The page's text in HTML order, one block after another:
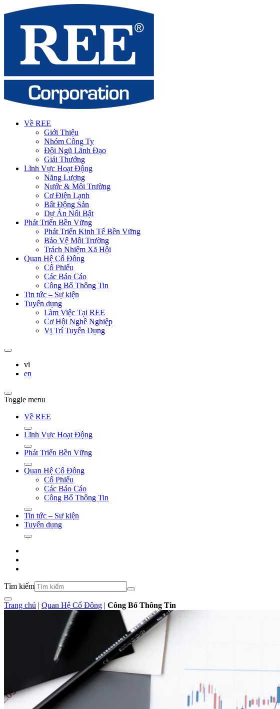
Về REE
Giới Thiệu
Nhóm Công Ty
Đội Ngũ Lãnh Đạo
Giải Thưởng
Lĩnh Vực Hoạt Động
Năng Lượng
Nước & Môi Trường
Cơ Điện Lạnh
Bất Động Sản
Dự Án Nổi Bật
Phát Triển Bền Vững
Phát Triển Kinh Tế Bền Vững
Bảo Vệ Môi Trường
Trách Nhiệm Xã Hội
Quan Hệ Cổ Đông
Cổ Phiếu
Các Báo Cáo
Công Bố Thông Tin
Tin tức – Sự kiện
Tuyển dụng
Làm Việc Tại REE
Cơ Hội Nghề Nghiệp
Vị Trí Tuyển Dụng
vi
en
Toggle menu
Về REE
Lĩnh Vực Hoạt Động
Phát Triển Bền Vững
Quan Hệ Cổ Đông
Cổ Phiếu
Các Báo Cáo
Công Bố Thông Tin
Tin tức – Sự kiện
Tuyển dụng
Tìm kiếm
Trang chủ | Quan Hệ Cổ Đông | Công Bố Thông Tin